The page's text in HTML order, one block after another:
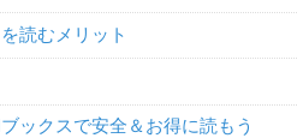
読むメリット
ックスで安全＆お得に読もう